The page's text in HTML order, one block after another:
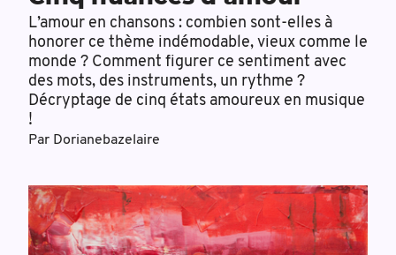
L’amour en chansons : combien sont-elles à
honorer ce thème indémodable, vieux comme le
monde ? Comment figurer ce sentiment avec
des mots, des instruments, un rythme ?
Décryptage de cinq états amoureux en musique
!
Par Dorianebazelaire